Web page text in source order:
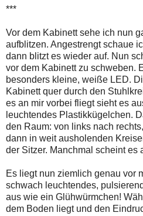
***
Vor dem Kabinett sehe ich nun
aufblitzen. Angestrengt schaue
dann blitzt es wieder auf. Nun
vor dem Kabinett zu schweben.
besonders kleine, weiße LED.
Kabinett quer durch den
es an mir vorbei fliegt sieht es
leuchtendes Plastikkügelchen.
den Raum: von links nach
dann in weit ausholenden
der Sitzer. Manchmal scheint es
Es liegt nun ziemlich genau vor
schwach leuchtendes,
aus wie ein Glühwürmchen!
dem Boden liegt und den